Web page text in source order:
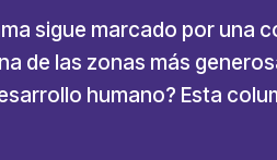
sigue marcado por una
de las zonas más
humano? Esta